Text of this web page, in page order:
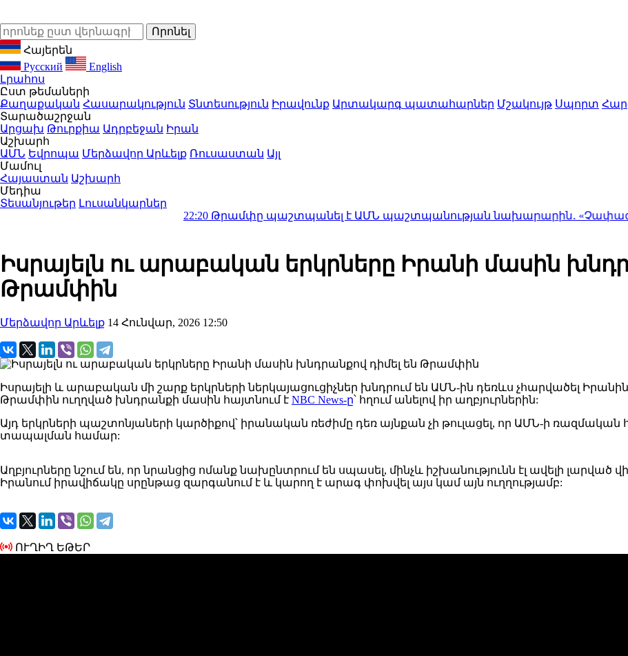
Հայերեն
Русский
English
Լրահոս
Ըստ թեմաների
Քաղաքական Հասարակություն Տնտեսություն Իրավունք Արտակարգ պատահարներ Մշակույթ Սպորտ
Տարածաշրջան
Արցախ Թուրքիա Ադրբեջան Իրան
Աշխարհ
ԱՄՆ Եվրոպա Մերձավոր Արևելք Ռուսաստան Այլ
Մամուլ
Հայաստան Աշխարհ
Մեդիա
Տեսանյութեր Լուսանկարներ
Թրամփը պաշտպանել է ԱՄՆ պաշտպանության նախարարին․ «Չափազանց գոհ
Իսրայելն ու արաբական երկրները Իրանի մասին
Թրամփին
Մերձավոր Արևելք 14 Հունվար, 2026 12:50
Իսրայելի և արաբական մի շարք երկրների ներկայացուցիչներ խնդրում են ԱՄՆ-ին դեռևս չհարվածել
Թրամփին ուղղված խնդրանքի մասին հայտնում է NBC News-ը՝ հղում անելով իր աղբյուրներին:
Այդ երկրների պաշտոնյաների կարծիքով՝ իրանական ռեժիմը դեռ այնքան չի թուլացել, որ ԱՄՆ-ի ռազմական
տապալման համար:
Աղբյուրները նշում են, որ նրանցից ոմանք նախընտրում են սպասել, մինչև իշխանությունն էլ ավելի լարված
Իրանում իրավիճակը սրընթաց զարգանում է և կարող է արագ փոխվել այս կամ այն ուղղությամբ:
ՈՒՂԻՂ ԵԹԵՐ